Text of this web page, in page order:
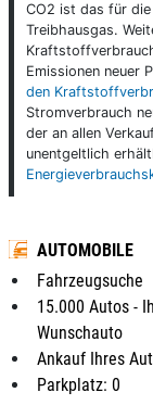
CO2 ist das für
Treibhausgas.
Emissionen neuer
den
Stromverbrauch
der an allen
unentgeltlich
AUTOMOBILE
Fahrzeugsuche
15.000 Autos -
Wunschauto
Ankauf Ihres
Parkplatz: 0